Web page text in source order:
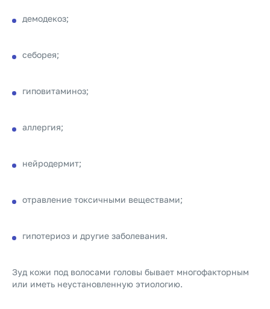
демодекоз;
себорея;
гиповитаминоз;
аллергия;
нейродермит;
отравление токсичными веществами;
гипотериоз и другие заболевания.
Зуд кожи под волосами головы бывает многофакторным
или иметь неустановленную этиологию.